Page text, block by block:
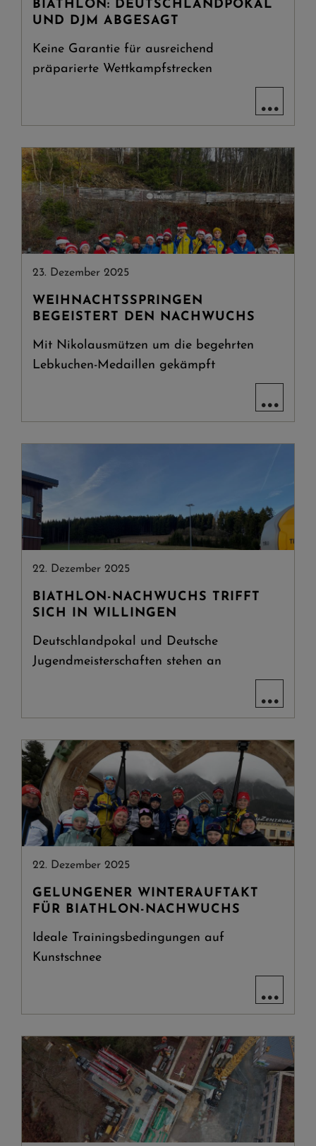
BIATHLON: DEUTSCHLANDPOKAL
UND DJM ABGESAGT
Keine Garantie für ausreichend
präparierte Wettkampfstrecken
...
23. Dezember 2025
WEIHNACHTSSPRINGEN
BEGEISTERT DEN NACHWUCHS
Mit Nikolausmützen um die begehrten
Lebkuchen-Medaillen gekämpft
...
22. Dezember 2025
BIATHLON-NACHWUCHS TRIFFT
SICH IN WILLINGEN
Deutschlandpokal und Deutsche
Jugendmeisterschaften stehen an
...
22. Dezember 2025
GELUNGENER WINTERAUFTAKT
FÜR BIATHLON-NACHWUCHS
Ideale Trainingsbedingungen auf
Kunstschnee
...